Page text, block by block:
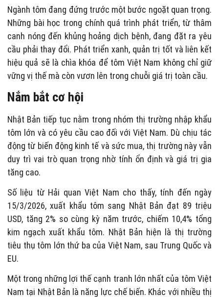
Ngành tôm đang đứng trước một bước ngoặt quan trọng.
Những bài học trong chính quá trình phát triển, từ thâm
canh nóng đến khủng hoảng dịch bệnh, đang đặt ra yêu
cầu phải thay đổi. Phát triển xanh, quản trị tốt và liên kết
hiệu quả sẽ là chìa khóa để tôm Việt Nam không chỉ giữ
vững vị thế mà còn vươn lên trong chuỗi giá trị toàn cầu.
Nắm bắt cơ hội
Nhật Bản tiếp tục nằm trong nhóm thị trường nhập khẩu
tôm lớn và có yêu cầu cao đối với Việt Nam. Dù chịu tác
động từ biến động kinh tế và sức mua, thị trường này vẫn
duy trì vai trò quan trọng nhờ tính ổn định và giá trị gia
tăng cao.
Số liệu từ Hải quan Việt Nam cho thấy, tính đến ngày
15/3/2026, xuất khẩu tôm sang Nhật Bản đạt 89 triệu
USD, tăng 2% so cùng kỳ năm trước, chiếm 10,4% tổng
kim ngạch xuất khẩu tôm. Nhật Bản hiện là thị trường
tiêu thụ tôm lớn thứ ba của Việt Nam, sau Trung Quốc và
EU.
Một trong những lợi thế cạnh tranh lớn nhất của tôm Việt
Nam tại Nhật Bản là năng lực chế biến. Khác với nhiều thị